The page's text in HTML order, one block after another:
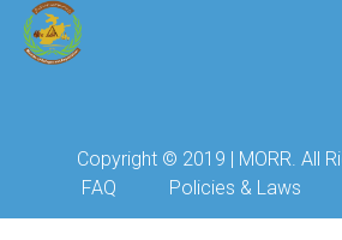
Copyright © 2019 | MORR. All
Footer menu
FAQ Policies & Laws